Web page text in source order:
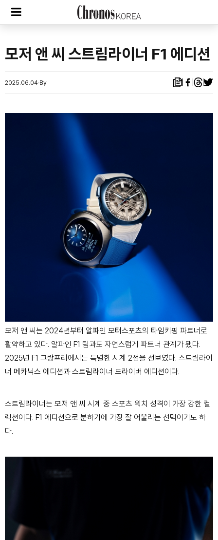
모저 앤 씨 스트림라이너 F1 에디션
2025.06.04 By
모저 앤 씨는 2024년부터 알파인 모터스포츠의 타임키핑 파트너로
활약하고 있다. 알파인 F1 팀과도 자연스럽게 파트너 관계가 됐다.
2025년 F1 그랑프리에서는 특별한 시계 2점을 선보였다. 스트림라이
너 메카닉스 에디션과 스트림라이너 드라이버 에디션이다.
스트림라이너는 모저 앤 씨 시계 중 스포츠 워치 성격이 가장 강한 컬
렉션이다. F1 에디션으로 분하기에 가장 잘 어울리는 선택이기도 하
다.